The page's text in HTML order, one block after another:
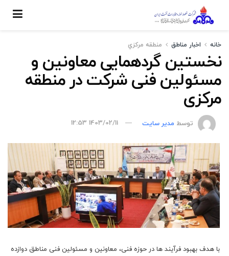
خانه اخبار مناطق منطقه مركزي
نخستین گردهمایی معاونین و
مسئولین فنی شرکت در منطقه
مرکزی
توسط مدیر سایت 1403/02/11 12:53
با هدف بهبود فرآیند ها در حوزه فنی، معاونین و مسئولین فنی مناطق دوازده